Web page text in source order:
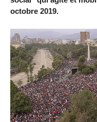
octobre 2019.